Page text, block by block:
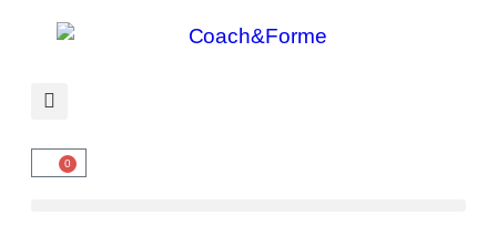
0